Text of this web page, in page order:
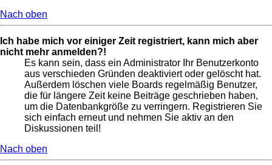
Nach oben
Ich habe mich vor einiger Zeit registriert, kann mich aber
nicht mehr anmelden?!
Es kann sein, dass ein Administrator Ihr Benutzerkonto
aus verschieden Gründen deaktiviert oder gelöscht hat.
Außerdem löschen viele Boards regelmäßig Benutzer,
die für längere Zeit keine Beiträge geschrieben haben,
um die Datenbankgröße zu verringern. Registrieren Sie
sich einfach erneut und nehmen Sie aktiv an den
Diskussionen teil!
Nach oben